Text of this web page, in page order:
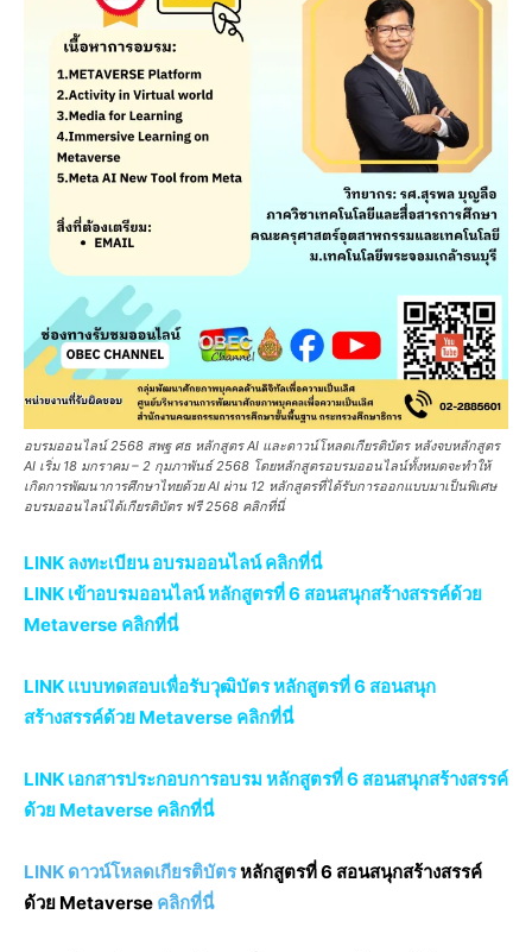
อบรมออนไลน์ 2568 สพฐ ศธ หลักสูตร AI และดาวน์โหลดเกียรติบัตร หลังจบหลักสูตร
AI เริ่ม 18 มกราคม – 2 กุมภาพันธ์ 2568 โดยหลักสูตรอบรมออนไลน์ทั้งหมดจะทำให้
เกิดการพัฒนาการศึกษาไทยด้วย AI ผ่าน 12 หลักสูตรที่ได้รับการออกแบบมาเป็นพิเศษ
อบรมออนไลน์ได้เกียรติบัตร ฟรี 2568 คลิกที่นี่
LINK ลงทะเบียน อบรมออนไลน์ คลิกที่นี่
LINK เข้าอบรมออนไลน์ หลักสูตรที่ 6 สอนสนุกสร้างสรรค์ด้วย
Metaverse คลิกที่นี่
LINK เเบบทดสอบเพื่อรับวุฒิบัตร หลักสูตรที่ 6 สอนสนุก
สร้างสรรค์ด้วย Metaverse คลิกที่นี่
LINK เอกสารประกอบการอบรม หลักสูตรที่ 6 สอนสนุกสร้างสรรค์
ด้วย Metaverse คลิกที่นี่
LINK ดาวน์โหลดเกียรติบัตรหลักสูตรที่ 6 สอนสนุกสร้างสรรค์
ด้วย Metaverse คลิกที่นี่